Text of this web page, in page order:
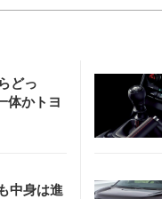
どっ
体かトヨ
中身は進